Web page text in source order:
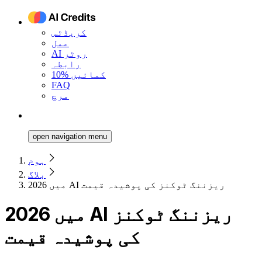
کریڈٹس
عمل
AI روٹر
رابطہ
10% کمائیں
FAQ
مرچ
open navigation menu
ہوم
بلاگ
2026 میں AI ریزننگ ٹوکنز کی پوشیدہ قیمت
2026 میں AI ریزننگ ٹوکنز
کی پوشیدہ قیمت